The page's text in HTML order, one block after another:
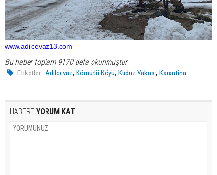
www.adilcevaz13.com
Bu haber toplam 9170 defa okunmuştur
Etiketler : Adilcevaz,Kömürlü Köyü,Kuduz Vakası,Karantina
HABERE YORUM KAT